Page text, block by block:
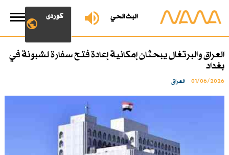
البث الحي کوردی
العراق والبرتغال يبحثان إمكانية إعادة فتح سفارة لشبونة في
بغداد
01/06/2026 العراق